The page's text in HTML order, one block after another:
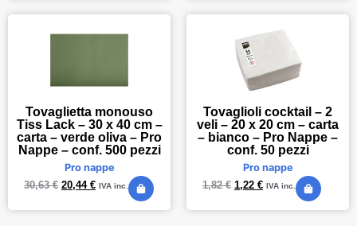
Tovaglietta monouso
Tiss Lack – 30 x 40 cm –
carta – verde oliva – Pro
Nappe – conf. 500 pezzi
Pro nappe
30,63€ 20,44 € IVA inc.
Tovaglioli cocktail – 2
veli – 20 x 20 cm – carta
– bianco – Pro Nappe –
conf. 50 pezzi
Pro nappe
1,82€ 1,22 € IVA inc.